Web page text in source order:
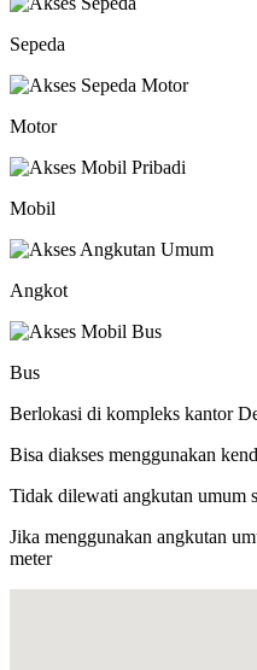
Sepeda
Motor
Mobil
Angkot
Bus
Berlokasi di kompleks kantor
Bisa diakses menggunakan
Tidak dilewati angkutan umum
Jika menggunakan angkutan
meter